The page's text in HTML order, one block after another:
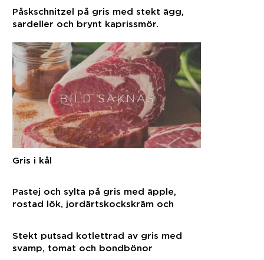
Påskschnitzel på gris med stekt ägg,
sardeller och brynt kaprissmör.
Gris i kål
Pastej och sylta på gris med äpple,
rostad lök, jordärtskockskräm och
Stekt putsad kotlettrad av gris med
svamp, tomat och bondbönor